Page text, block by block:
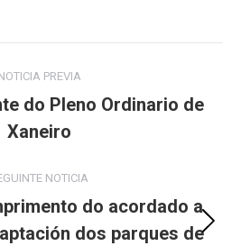
PREVIA
Previous
post:
do Pleno Ordinario de
Xaneiro
NOTICIA
Next
do acordado a
dos parques de